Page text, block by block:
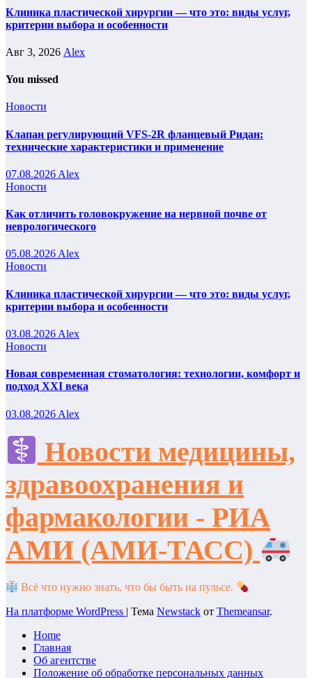
Клиника пластической хирургии — что это: виды услуг,
критерии выбора и особенности
Авг 3, 2026 Alex
You missed
Новости
Клапан регулирующий VFS-2R фланцевый Ридан:
технические характеристики и применение
07.08.2026 Alex
Новости
Как отличить головокружение на нервной почве от
неврологического
05.08.2026Alex
Новости
Клиника пластической хирургии — что это: виды услуг,
критерии выбора и особенности
03.08.2026 Alex
Новости
Новая современная стоматология: технологии, комфорт и
подход XXI века
03.08.2026 Alex
Новости медицины,
здравоохранения и
фармакологии - РИА
АМИ (АМИ-ТАСС)
Всё что нужно знать, что бы быть на пульсе.
На платформе WordPress | Тема Newstack от Themeansar.
Home
Главная
Об агентстве
Положение об обработке персональных данных